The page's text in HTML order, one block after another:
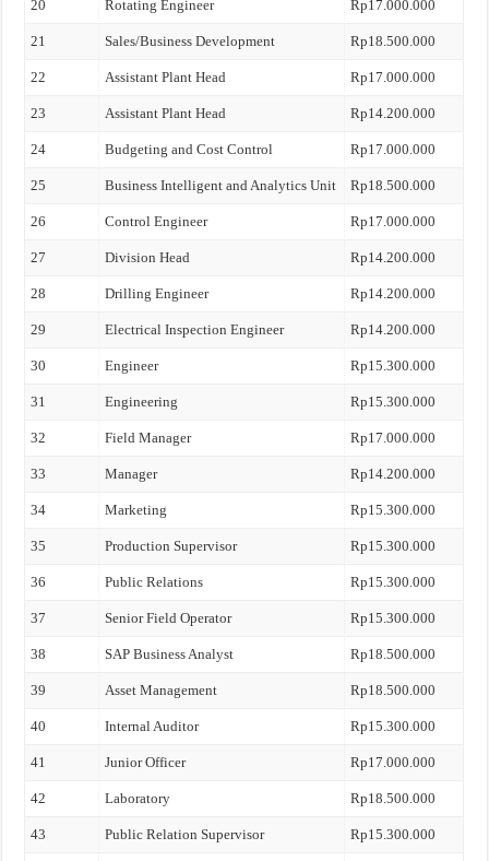
20 Rotating Engineer Rp17.000.000
21 Sales/Business Development Rp18.500.000
22 Assistant Plant Head Rp17.000.000
23 Assistant Plant Head Rp14.200.000
24 Budgeting and Cost Control Rp17.000.000
25 Business Intelligent and Analytics Unit Rp18.500.000
26 Control Engineer Rp17.000.000
27 Division Head Rp14.200.000
28 Drilling Engineer Rp14.200.000
29 Electrical Inspection Engineer Rp14.200.000
30 Engineer Rp15.300.000
31 Engineering Rp15.300.000
32 Field Manager Rp17.000.000
33 Manager Rp14.200.000
34 Marketing Rp15.300.000
35 Production Supervisor Rp15.300.000
36 Public Relations Rp15.300.000
37 Senior Field Operator Rp15.300.000
38 SAP Business Analyst Rp18.500.000
39 Asset Management Rp18.500.000
40 Internal Auditor Rp15.300.000
41 Junior Officer Rp17.000.000
42 Laboratory Rp18.500.000
43 Public Relation Supervisor Rp15.300.000